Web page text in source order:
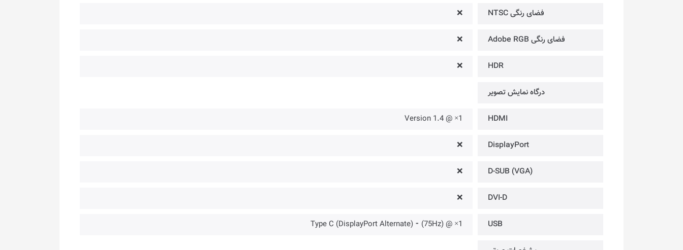
فضای رنگی NTSC ❌
فضای رنگی Adobe RGB ❌
HDR
❌
درگاه‌ نمایش تصویر
HDMI
1× @ Version 1.4
DisplayPort
❌
D-SUB (VGA)
❌
DVI-D
❌
USB
1× @ (75Hz) ⁃ Type C (DisplayPort Alternate)